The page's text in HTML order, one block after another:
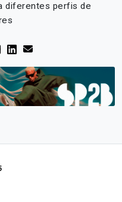
diferentes perfis de